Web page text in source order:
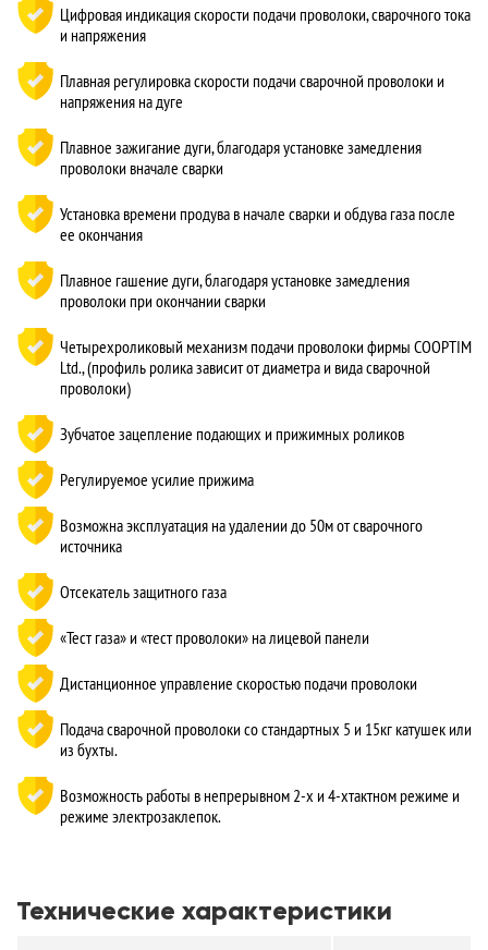
Цифровая индикация скорости подачи проволоки, сварочного тока
и напряжения
Плавная регулировка скорости подачи сварочной проволоки и
напряжения на дуге
Плавное зажигание дуги, благодаря установке замедления
проволоки вначале сварки
Установка времени продува в начале сварки и обдува газа после
ее окончания
Плавное гашение дуги, благодаря установке замедления
проволоки при окончании сварки
Четырехроликовый механизм подачи проволоки фирмы COOPTIM
Ltd., (профиль ролика зависит от диаметра и вида сварочной
проволоки)
Зубчатое зацепление подающих и прижимных роликов
Регулируемое усилие прижима
Возможна эксплуатация на удалении до 50м от сварочного
источника
Отсекатель защитного газа
«Тест газа» и «тест проволоки» на лицевой панели
Дистанционное управление скоростью подачи проволоки
Подача сварочной проволоки со стандартных 5 и 15кг катушек или
из бухты.
Возможность работы в непрерывном 2-х и 4-хтактном режиме и
режиме электрозаклепок.
Технические характеристики